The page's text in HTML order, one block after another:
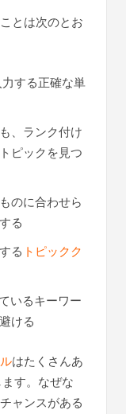
とは次のとお
する正確な単
、ランク付け
ピックを見つ
のに合わせら
る
る トピックク
いるキーワー
ける
はたくさんあ
す。なぜな
ャンスがある